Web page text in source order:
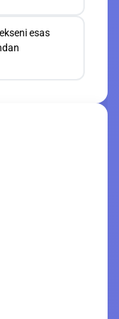
esas